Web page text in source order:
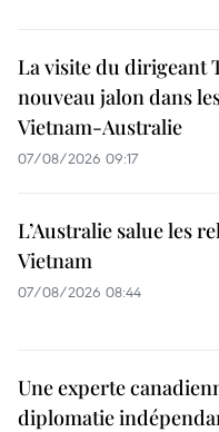
La visite du dirigeant
nouveau jalon dans
Vietnam-Australie
07/08/2026 09:17
L’Australie salue les
Vietnam
07/08/2026 08:44
Une experte
diplomatie